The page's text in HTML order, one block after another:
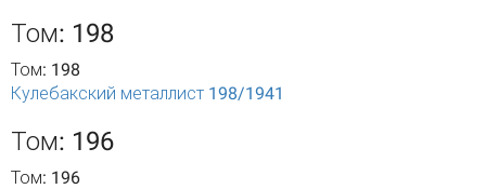
Том: 198
Том: 198
Кулебакский металлист 198/1941
Том: 196
Том: 196